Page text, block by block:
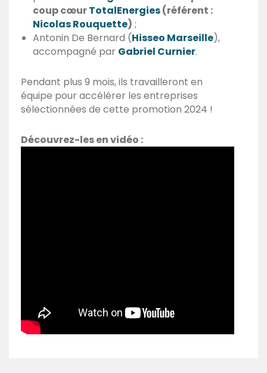
coup cœurTotalEnergies(référent :
Nicolas Rouquette) ;
Antonin De Bernard (Hisseo Marseille),
accompagné par Gabriel Curnier.
Pendant plus 9 mois, ils travailleront en
équipe pour accélérer les entreprises
sélectionnées de cette promotion 2024 !
Découvrez-les en vidéo :